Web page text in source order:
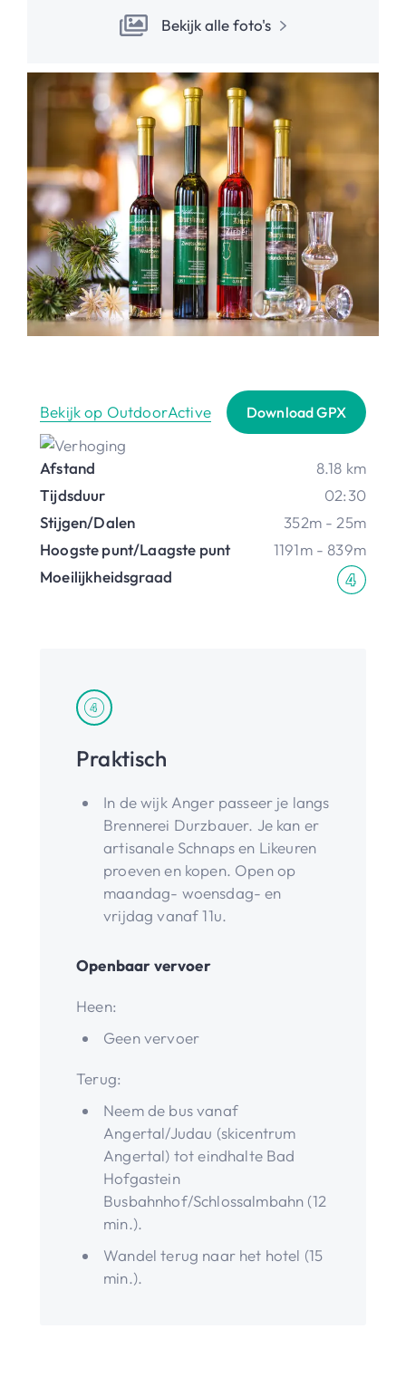
Bekijk alle foto's
Bekijk op OutdoorActive Download GPX
Afstand
8.18 km
Tijdsduur
02:30
Stijgen/Dalen
352m - 25m
Hoogste punt/Laagste punt
1191m - 839m
Moeilijkheidsgraad
Praktisch
In de wijk Anger passeer je langs
Brennerei Durzbauer. Je kan er
artisanale Schnaps en Likeuren
proeven en kopen. Open op
maandag- woensdag- en
vrijdag vanaf 11u.
Openbaar vervoer
Heen:
Geen vervoer
Terug:
Neem de bus vanaf
Angertal/Judau (skicentrum
Angertal) tot eindhalte Bad
Hofgastein
Busbahnhof/Schlossalmbahn (12
min.).
Wandel terug naar het hotel (15
min.).